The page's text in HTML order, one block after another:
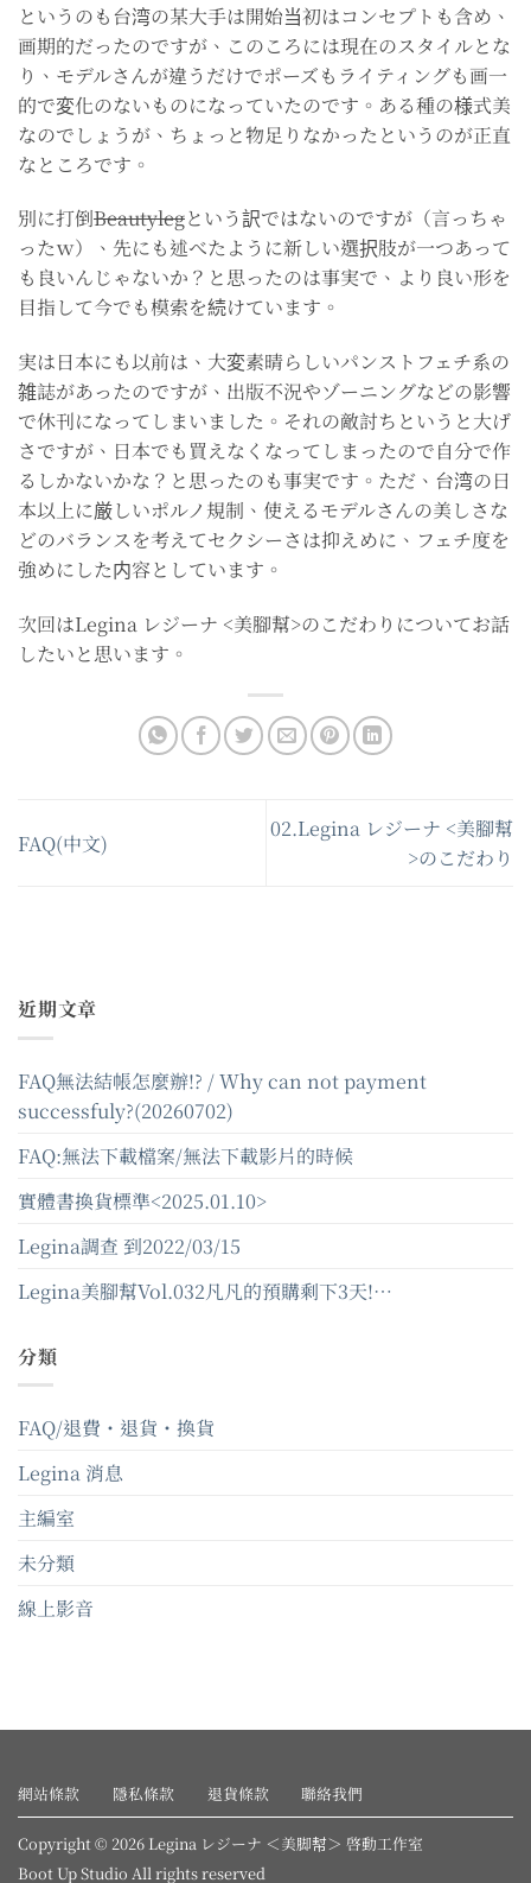
というのも台湾の某大手は開始当初はコンセプトも含め、
画期的だったのですが、このころには現在のスタイルとな
り、モデルさんが違うだけでポーズもライティングも画一
的で変化のないものになっていたのです。ある種の様式美
なのでしょうが、ちょっと物足りなかったというのが正直
なところです。
別に打倒Beautylegという訳ではないのですが（言っちゃ
ったｗ）、先にも述べたように新しい選択肢が一つあって
も良いんじゃないか？と思ったのは事実で、より良い形を
目指して今でも模索を続けています。
実は日本にも以前は、大変素晴らしいパンストフェチ系の
雑誌があったのですが、出版不況やゾーニングなどの影響
で休刊になってしまいました。それの敵討ちというと大げ
さですが、日本でも買えなくなってしまったので自分で作
るしかないかな？と思ったのも事実です。ただ、台湾の日
本以上に厳しいポルノ規制、使えるモデルさんの美しさな
どのバランスを考えてセクシーさは抑えめに、フェチ度を
強めにした内容としています。
次回はLegina レジーナ <美腳幫>のこだわりについてお話
したいと思います。
FAQ(中文)
02.Legina レジーナ <美腳幫
>のこだわり
近期文章
FAQ無法結帳怎麼辦!? / Why can not payment
successfuly?(20260702)
FAQ:無法下載檔案/無法下載影片的時候
實體書換貨標準<2025.01.10>
Legina調查 到2022/03/15
Legina美腳幫Vol.032凡凡的預購剩下3天!…
分類
FAQ/退費・退貨・換貨
Legina 消息
主編室
未分類
線上影音
網站條款 隱私條款 退貨條款 聯絡我們
Copyright © 2026 Legina レジーナ ＜美脚幇＞ 啓動工作室
Boot Up Studio All rights reserved